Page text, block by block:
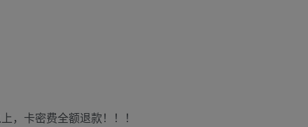
，卡密费全额退款！！！